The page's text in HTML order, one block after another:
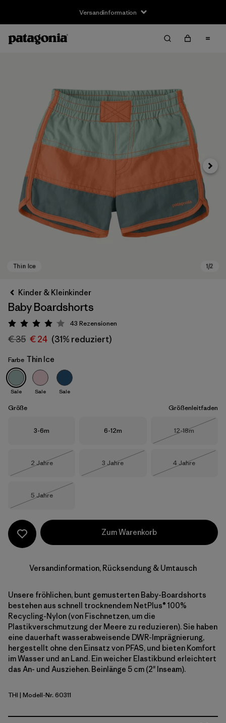
Versandinformation
Thin Ice
Kinder & Kleinkinder
Baby Boardshorts
Bewertung: 4.1 / 5
43 Rezensionen
€ 35 € 24 (31% reduziert)
Farbe Thin Ice
Sale Sale Sale
Größe Größenleitfaden
Größe
3-6m Größe
6-12m Größe
12-18m
Größe
2 Jahre
Größe
3 Jahre
Größe
4 Jahre
Größe
5 Jahre
Zum Warenkorb
Versandinformation, Rücksendung & Umtausch
Unsere fröhlichen, bunt gemusterten Baby-Boardshorts
bestehen aus schnell trocknendem NetPlus® 100%
Recycling-Nylon (von Fischnetzen, um die
Plastikverschmutzung der Meere zu reduzieren). Sie haben
eine dauerhaft wasserabweisende DWR-Imprägnierung,
hergestellt ohne den Einsatz von PFAS, und bieten Komfort
im Wasser und an Land. Ein weicher Elastikbund erleichtert
das An- und Ausziehen. Beinlänge 5 cm (2" Inseam).
Thin Ice
THI | Modell-Nr. 60311